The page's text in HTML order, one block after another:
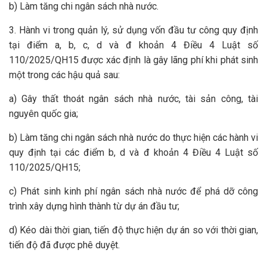
b) Làm tăng chi ngân sách nhà nước.
3. Hành vi trong quản lý, sử dụng vốn đầu tư công quy định
tại điểm a, b, c, d và đ khoản 4 Điều 4 Luật số
110/2025/QH15 được xác định là gây lãng phí khi phát sinh
một trong các hậu quả sau:
a) Gây thất thoát ngân sách nhà nước, tài sản công, tài
nguyên quốc gia;
b) Làm tăng chi ngân sách nhà nước do thực hiện các hành vi
quy định tại các điểm b, d và đ khoản 4 Điều 4 Luật số
110/2025/QH15;
c) Phát sinh kinh phí ngân sách nhà nước để phá dỡ công
trình xây dựng hình thành từ dự án đầu tư;
d) Kéo dài thời gian, tiến độ thực hiện dự án so với thời gian,
tiến độ đã được phê duyệt.